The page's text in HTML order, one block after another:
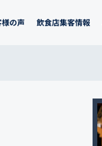
様の声 飲食店集客情報